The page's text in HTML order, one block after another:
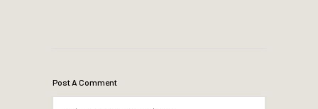
Post A Comment